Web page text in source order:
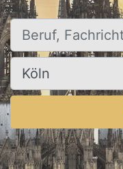
Beruf, Fachrichtung,
Ort, Stadt